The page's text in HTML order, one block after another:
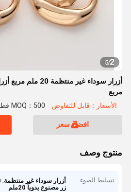
2
/
5
أزرار سوداء غير
مربع
الأسعار：قابل للتفاوض MOQ：500 قطعة
افضل سعر
منتوج وصف
تسليط الضوء أزرار سوداء غير منتظمة,
زر مصنوع يدوياً 20ملم